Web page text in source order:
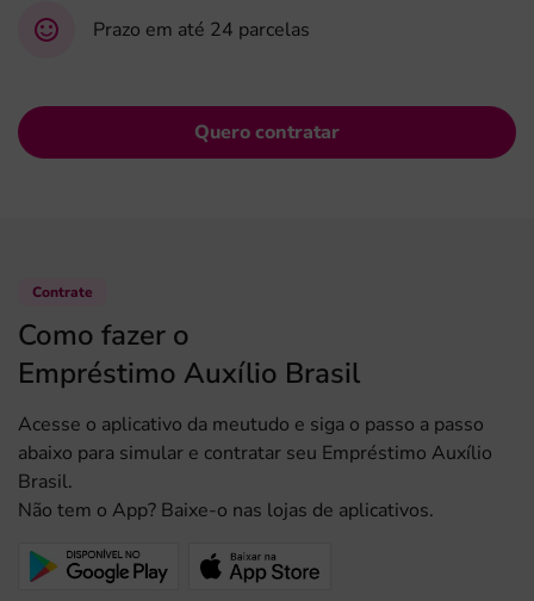
Prazo em até 24 parcelas
Quero contratar
Contrate
Como fazer o
Empréstimo Auxílio Brasil
Acesse o aplicativo da meutudo e siga o passo a passo
abaixo para simular e contratar seu Empréstimo Auxílio
Brasil.
Não tem o App? Baixe-o nas lojas de aplicativos.